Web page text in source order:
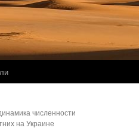
численности
на Украине